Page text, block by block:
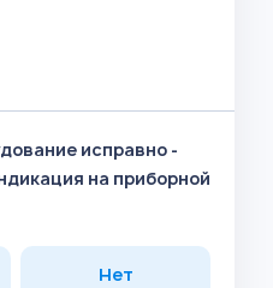
исправно -
на приборной
Нет